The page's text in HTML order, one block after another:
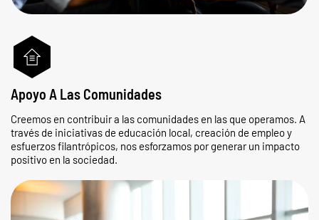
Apoyo A Las Comunidades
Creemos en contribuir a las comunidades en las que operamos. A
través de iniciativas de educación local, creación de empleo y
esfuerzos filantrópicos, nos esforzamos por generar un impacto
positivo en la sociedad.